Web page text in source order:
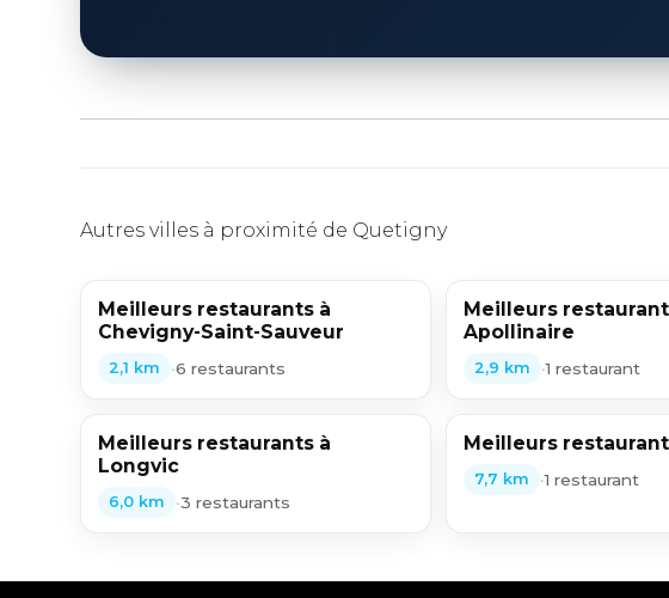
Autres villes à proximité de Quetigny
Meilleurs restaurants à
Chevigny-Saint-Sauveur
2,1 km •6 restaurants
Meilleurs
Apollinaire
2,9 km •1 restaurant
Meilleurs restaurants à
Longvic
6,0 km •3 restaurants
Meilleurs
7,7 km •1 restaurant